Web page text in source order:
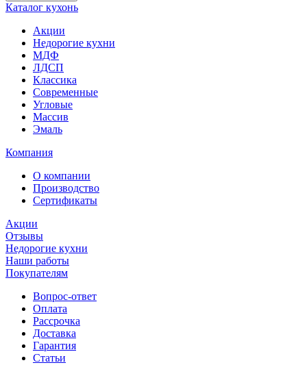
Каталог кухонь
Акции
Недорогие кухни
МДФ
ЛДСП
Классика
Современные
Угловые
Массив
Эмаль
Компания
О компании
Производство
Сертификаты
Акции
Отзывы
Недорогие кухни
Наши работы
Покупателям
Вопрос-ответ
Оплата
Рассрочка
Доставка
Гарантия
Статьи